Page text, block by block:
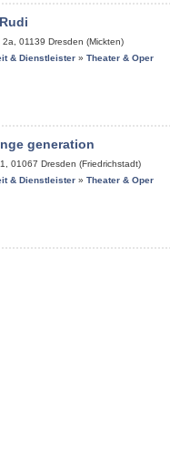
2a 01139 Dresden (Mickten)
& Dienstleister » Theater & Oper
generation
01067 Dresden (Friedrichstadt)
& Dienstleister » Theater & Oper